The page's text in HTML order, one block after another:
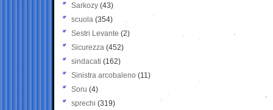
Sarkozy (43)
scuola (354)
Sestri Levante (2)
Sicurezza (452)
sindacati (162)
Sinistra arcobaleno (11)
Soru (4)
sprechi (319)